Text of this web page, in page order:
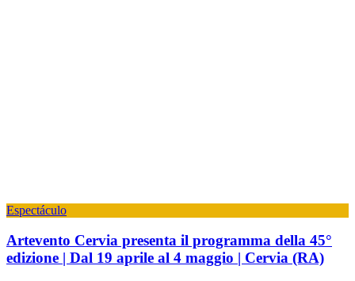
Espectáculo
Artevento Cervia presenta il programma della 45°
edizione | Dal 19 aprile al 4 maggio | Cervia (RA)